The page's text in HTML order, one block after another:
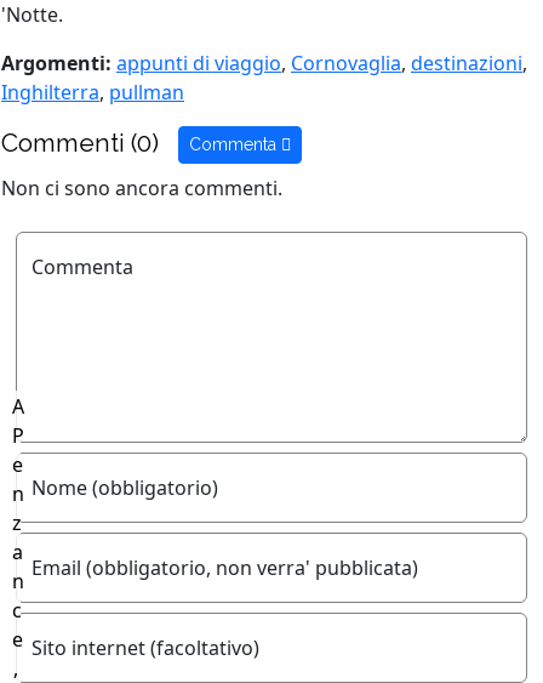
'Notte.
Argomenti: appunti di viaggio, Cornovaglia, destinazioni,
Inghilterra, pullman
Commenti (0) Commenta
Non ci sono ancora commenti.
Commenta
Nome (obbligatorio)
Email (obbligatorio, non verra' pubblicata)
Sito internet (facoltativo)
A
P
e
n
z
a
n
c
e
,